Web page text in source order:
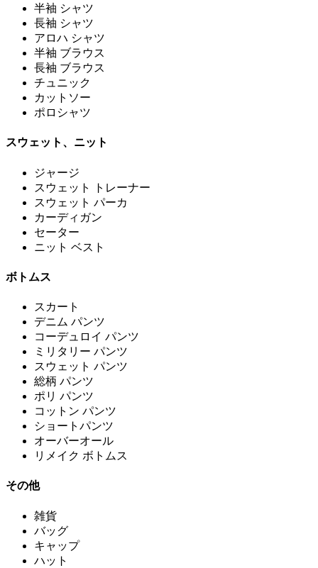
半袖 シャツ
長袖 シャツ
アロハ シャツ
半袖 ブラウス
長袖 ブラウス
チュニック
カットソー
ポロシャツ
スウェット、ニット
ジャージ
スウェット トレーナー
スウェット パーカ
カーディガン
セーター
ニット ベスト
ボトムス
スカート
デニム パンツ
コーデュロイ パンツ
ミリタリー パンツ
スウェット パンツ
総柄 パンツ
ポリ パンツ
コットン パンツ
ショートパンツ
オーバーオール
リメイク ボトムス
その他
雑貨
バッグ
キャップ
ハット